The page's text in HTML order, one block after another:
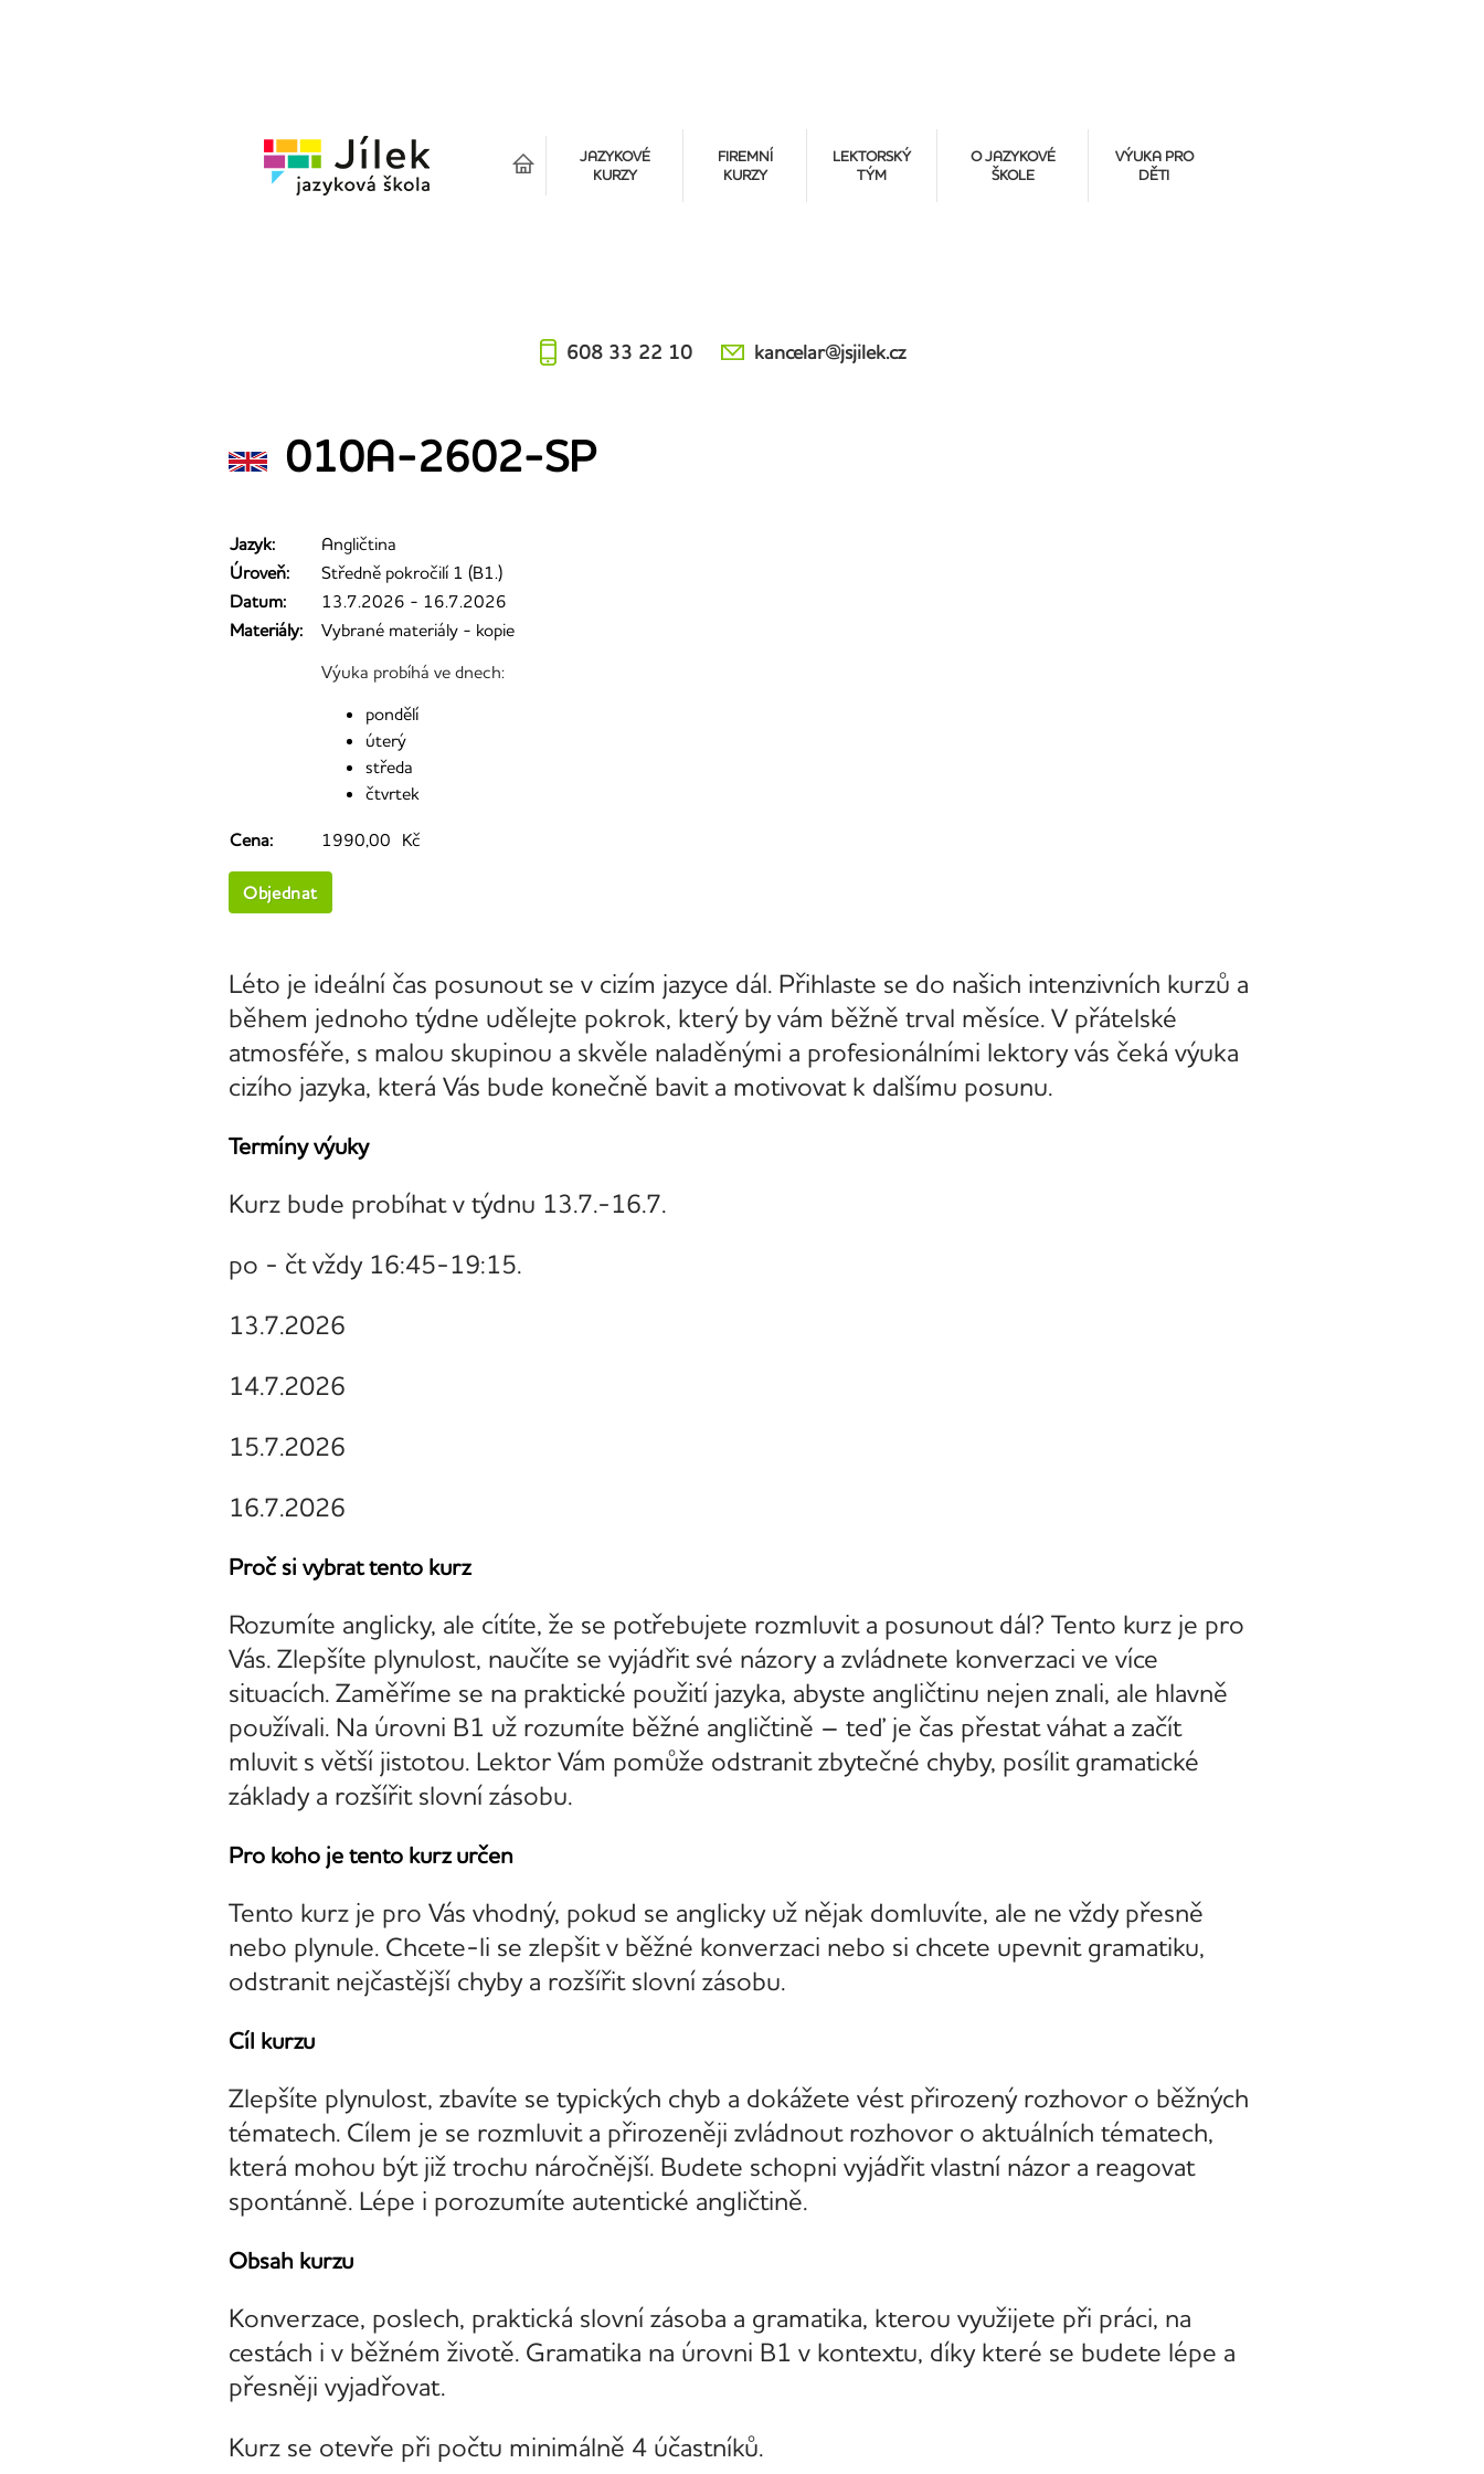
JAZYKOVÉ
KURZY
FIREMNÍ
KURZY
LEKTORSKÝ
TÝM
O JAZYKOVÉ
ŠKOLE
VÝUKA PRO
DĚTI
608 33 22 10 kancelar@jsjilek.cz
010A-2602-SP
Jazyk:
Angličtina
Úroveň:
Středně pokročilí 1 (B1.)
Datum:
13.7.2026 - 16.7.2026
Materiály:
Vybrané materiály - kopie
Výuka probíhá ve dnech:
pondělí
úterý
středa
čtvrtek
Cena: 1990,00 Kč
Objednat
Léto je ideální čas posunout se v cizím jazyce dál. Přihlaste se do našich intenzivních kurzů a
během jednoho týdne udělejte pokrok, který by vám běžně trval měsíce. V přátelské
atmosféře, s malou skupinou a skvěle naladěnými a profesionálními lektory vás čeká výuka
cizího jazyka, která Vás bude konečně bavit a motivovat k dalšímu posunu.
Termíny výuky
Kurz bude probíhat v týdnu 13.7.-16.7.
po - čt vždy 16:45-19:15.
13.7.2026
14.7.2026
15.7.2026
16.7.2026
Proč si vybrat tento kurz
Rozumíte anglicky, ale cítíte, že se potřebujete rozmluvit a posunout dál? Tento kurz je pro
Vás. Zlepšíte plynulost, naučíte se vyjádřit své názory a zvládnete konverzaci ve více
situacích. Zaměříme se na praktické použití jazyka, abyste angličtinu nejen znali, ale hlavně
používali. Na úrovni B1 už rozumíte běžné angličtině – teď je čas přestat váhat a začít
mluvit s větší jistotou. Lektor Vám pomůže odstranit zbytečné chyby, posílit gramatické
základy a rozšířit slovní zásobu.
Pro koho je tento kurz určen
Tento kurz je pro Vás vhodný, pokud se anglicky už nějak domluvíte, ale ne vždy přesně
nebo plynule. Chcete-li se zlepšit v běžné konverzaci nebo si chcete upevnit gramatiku,
odstranit nejčastější chyby a rozšířit slovní zásobu.
Cíl kurzu
Zlepšíte plynulost, zbavíte se typických chyb a dokážete vést přirozený rozhovor o běžných
tématech. Cílem je se rozmluvit a přirozeněji zvládnout rozhovor o aktuálních tématech,
která mohou být již trochu náročnější. Budete schopni vyjádřit vlastní názor a reagovat
spontánně. Lépe i porozumíte autentické angličtině.
Obsah kurzu
Konverzace, poslech, praktická slovní zásoba a gramatika, kterou využijete při práci, na
cestách i v běžném životě. Gramatika na úrovni B1 v kontextu, díky které se budete lépe a
přesněji vyjadřovat.
Kurz se otevře při počtu minimálně 4 účastníků.